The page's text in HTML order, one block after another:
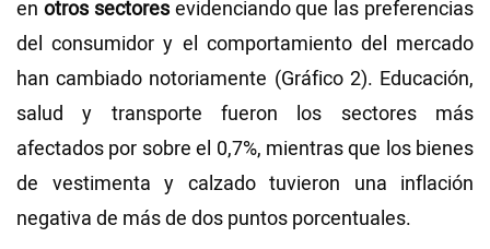
en otros sectoresevidenciando que las preferencias
del consumidor y el comportamiento del mercado
han cambiado notoriamente (Gráfico 2). Educación,
salud y transporte fueron los sectores más
afectados por sobre el 0,7%, mientras que los bienes
de vestimenta y calzado tuvieron una inflación
negativa de más de dos puntos porcentuales.